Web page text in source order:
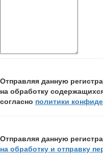
Отправляя данную
на обработку
согласно политики
Отправляя данную
на обработку и отправку